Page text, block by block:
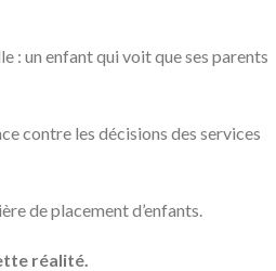
: un enfant qui voit que ses parents
contre les décisions des services
de placement d’enfants.
réalité.